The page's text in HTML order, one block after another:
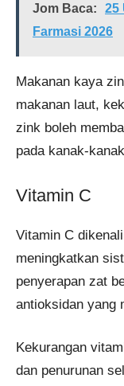
Jom Baca:
25
Farmasi 2026
Makanan kaya
makanan laut,
zink boleh
pada kanak-
Vitamin C
Vitamin C
meningkatkan
penyerapan zat
antioksidan yang
Kekurangan
dan penurunan